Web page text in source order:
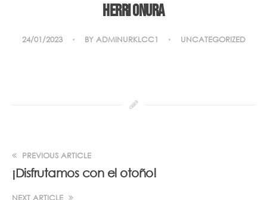
Herri onura
24/01/2023 BY ADMINURKLCC1 UNCATEGORIZED
PREVIOUS ARTICLE
¡Disfrutamos con el otoño!
NEXT ARTICLE